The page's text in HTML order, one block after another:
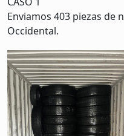
Enviamos 403 piezas de
Occidental.